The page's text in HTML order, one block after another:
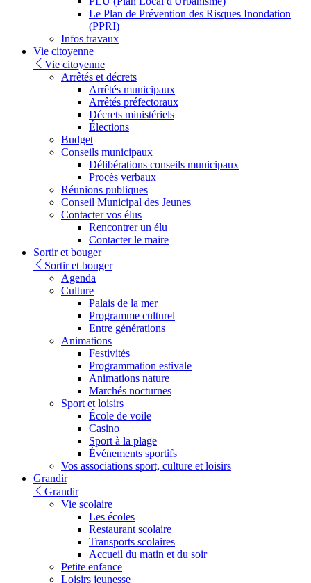
Le Plan de Prévention des Risques Inondation
(PPRI)
Infos travaux
Vie citoyenne
Vie citoyenne
Arrêtés et décrets
Arrêtés municipaux
Arrêtés préfectoraux
Décrets ministériels
Élections
Budget
Conseils municipaux
Délibérations conseils municipaux
Procès verbaux
Réunions publiques
Conseil Municipal des Jeunes
Contacter vos élus
Rencontrer un élu
Contacter le maire
Sortir et bouger
Sortir et bouger
Agenda
Culture
Palais de la mer
Programme culturel
Entre générations
Animations
Festivités
Programmation estivale
Animations nature
Marchés nocturnes
Sport et loisirs
École de voile
Casino
Sport à la plage
Événements sportifs
Vos associations sport, culture et loisirs
Grandir
Grandir
Vie scolaire
Les écoles
Restaurant scolaire
Transports scolaires
Accueil du matin et du soir
Petite enfance
Loisirs jeunesse